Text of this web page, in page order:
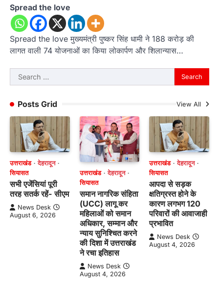
Spread the love
Spread the love मुख्यमंत्री पुष्कर सिंह धामी ने 188 करोड़ की
लागत वाली 74 योजनाओं का किया लोकार्पण और शिलान्यास…
Search
for:
Posts Grid
View All
उत्तराखंड
देहरादून
सियासत
सभी एजेंसियां पूरी
तरह सतर्क रहें- सीएम
News Desk
August 6, 2026
उत्तराखंड
देहरादून
सियासत
समान नागरिक संहिता
(UCC) लागू कर
महिलाओं को समान
अधिकार, सम्मान और
न्याय सुनिश्चित करने
की दिशा में उत्तराखंड
ने रचा इतिहास
News Desk
August 4, 2026
उत्तराखंड
देहरादून
सियासत
आपदा से सड़क
क्षतिग्रस्त होने के
कारण लगभग 120
परिवारों की आवाजाही
प्रभावित
News Desk
August 4, 2026